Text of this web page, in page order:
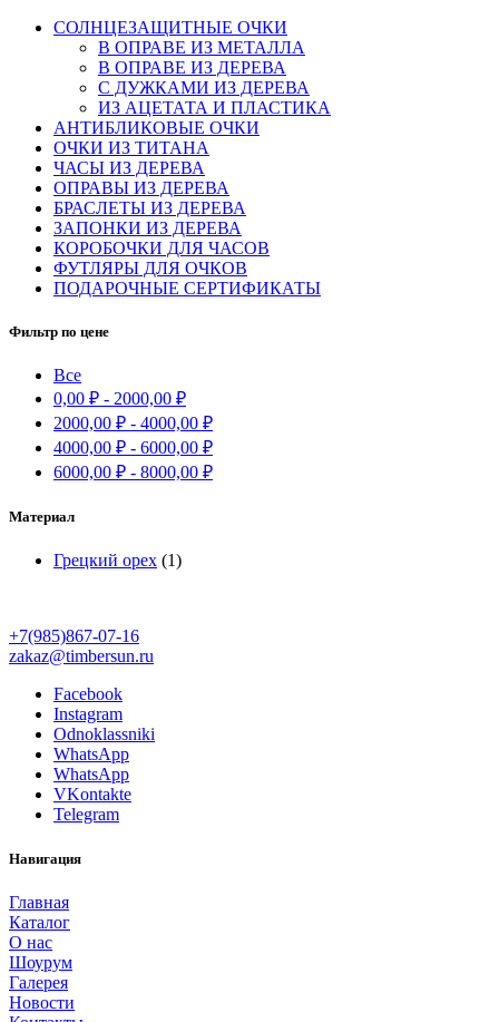
СОЛНЦЕЗАЩИТНЫЕ ОЧКИ
В ОПРАВЕ ИЗ МЕТАЛЛА
В ОПРАВЕ ИЗ ДЕРЕВА
С ДУЖКАМИ ИЗ ДЕРЕВА
ИЗ АЦЕТАТА И ПЛАСТИКА
АНТИБЛИКОВЫЕ ОЧКИ
ОЧКИ ИЗ ТИТАНА
ЧАСЫ ИЗ ДЕРЕВА
ОПРАВЫ ИЗ ДЕРЕВА
БРАСЛЕТЫ ИЗ ДЕРЕВА
ЗАПОНКИ ИЗ ДЕРЕВА
КОРОБОЧКИ ДЛЯ ЧАСОВ
ФУТЛЯРЫ ДЛЯ ОЧКОВ
ПОДАРОЧНЫЕ СЕРТИФИКАТЫ
Фильтр по цене
Все
0,00 ₽ - 2000,00 ₽
2000,00 ₽ - 4000,00 ₽
4000,00 ₽ - 6000,00 ₽
6000,00 ₽ - 8000,00 ₽
Материал
Грецкий орех (1)
+7(985)867-07-16
zakaz@timbersun.ru
Facebook
Instagram
Odnoklassniki
WhatsApp
WhatsApp
VKontakte
Telegram
Навигация
Главная
Каталог
О нас
Шоурум
Галерея
Новости